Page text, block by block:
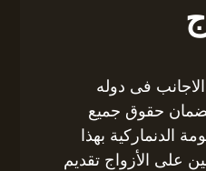
فى دوله
لضمان حقوق جميع
الدنماركية بهذا
على الأزواج تقديم